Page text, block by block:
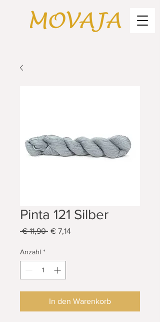
Pinta 121 Silber
€ 11,90 Standardpreis
€ 7,14Sale-
Anzahl *
In den Warenkorb